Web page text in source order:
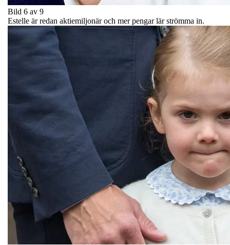
Bild 6 av 9
Estelle är redan aktiemiljonär och mer pengar lär strömma in.